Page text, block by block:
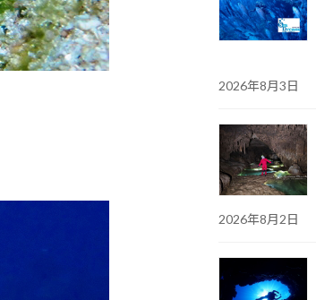
2026年8月3日
2026年8月2日